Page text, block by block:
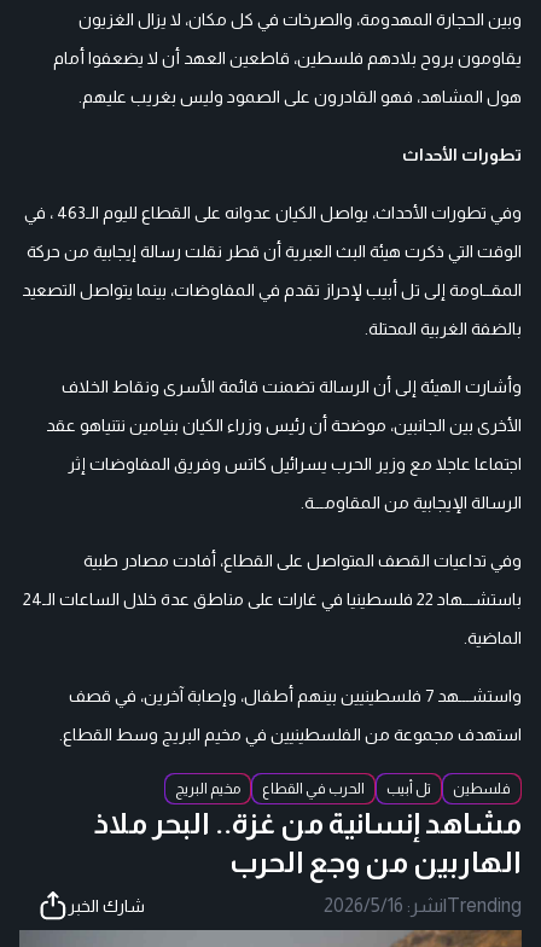
وبين الحجارة المهدومة، والصرخات في كل مكان، لا يزال الغزيون
يقاومون بروح بلادهم فلسطين، قاطعين العهد أن لا يضعفوا أمام
هول المشاهد، فهو القادرون على الصمود وليس بغريب عليهم.
تطورات الأحداث
وفي تطورات الأحداث، يواصل الكيان عدوانه على القطاع لليوم الـ463 ، في
الوقت التي ذكرت هيئة البث العبرية أن قطر نقلت رسالة إيجابية من حركة
المقــاومة إلى تل أبيب لإحراز تقدم في المفاوضات، بينما يتواصل التصعيد
بالضفة الغربية المحتلة.
وأشارت الهيئة إلى أن الرسالة تضمنت قائمة الأسرى ونقاط الخلاف
الأخرى بين الجانبين، موضحة أن رئيس وزراء الكيان بنيامين نتنياهو عقد
اجتماعا عاجلا مع وزير الحرب يسرائيل كاتس وفريق المفاوضات إثر
الرسالة الإيجابية من المقاومـــة.
وفي تداعيات القصف المتواصل على القطاع، أفادت مصادر طبية
باستشـــهاد 22 فلسطينيا في غارات على مناطق عدة خلال الساعات الـ24
الماضية.
واستشـــهد 7 فلسطينيين بينهم أطفال، وإصابة آخرين، في قصف
استهدف مجموعة من الفلسطينيين في مخيم البريج وسط القطاع.
فلسطين تل أبيب الحرب في القطاع مخيم البريج
مشاهد إنسانية من غزة.. البحر ملاذ
الهاربين من وجع الحرب
Trending
|نشر: 2026/5/16 شارك الخبر